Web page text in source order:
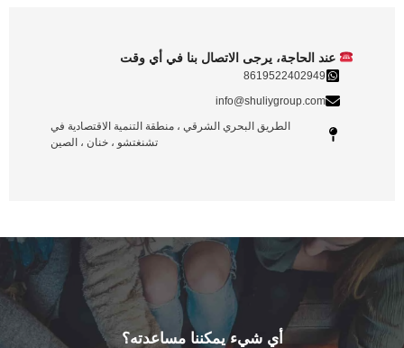
عند الحاجة، يرجى الاتصال بنا في أي وقت
8619522402949
info@shuliygroup.com
الطريق البحري الشرقي ، منطقة التنمية الاقتصادية في
تشنغتشو ، خنان ، الصين
أي شيء يمكننا مساعدته؟